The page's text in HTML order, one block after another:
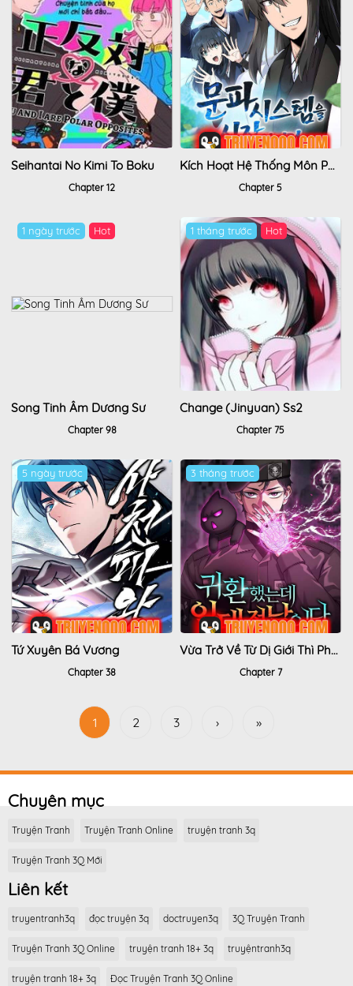
Seihantai No Kimi To Boku
Chapter 12
Kích Hoạt Hệ Thống Môn Phái
Chapter 5
1 ngày trước Hot
Song Tinh Âm Dương Sư
Chapter 98
1 tháng trước Hot
Change (Jinyuan) Ss2
Chapter 75
5 ngày trước
Tứ Xuyên Bá Vương
Chapter 38
3 tháng trước
Vừa Trở Về Từ Dị Giới Thì Phát Hiện Mai Đã Phải Nhập Ngũ
Chapter 7
1 2 3 › »
Chuyên mục
Truyện Tranh Truyện Tranh Online truyện tranh 3q
Truyện Tranh 3Q Mới
Liên kết
truyentranh3q đọc truyện 3q doctruyen3q 3Q Truyện Tranh
Truyện Tranh 3Q Online truyện tranh 18+ 3q truyệntranh3q
truyện tranh 18+ 3q Đọc Truyện Tranh 3Q Online